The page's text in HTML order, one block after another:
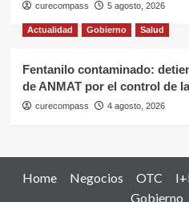
curecompass 5 agosto, 2026
Actualidad Gobierno Salud
Fentanilo contaminado:
de ANMAT por el control de
curecompass 4 agosto, 2026
Home Negocios OTC
Gobierno